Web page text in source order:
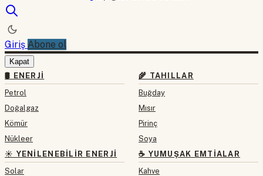
Giriş Abone ol
Kapat
🛢 ENERJI
Petrol
Doğalgaz
Kömür
Nükleer
☀️ YENILENEBILIR ENERJI
Solar
🌾 TAHILLAR
Buğday
Mısır
Pirinç
Soya
☕ YUMUŞAK EMTIALAR
Kahve